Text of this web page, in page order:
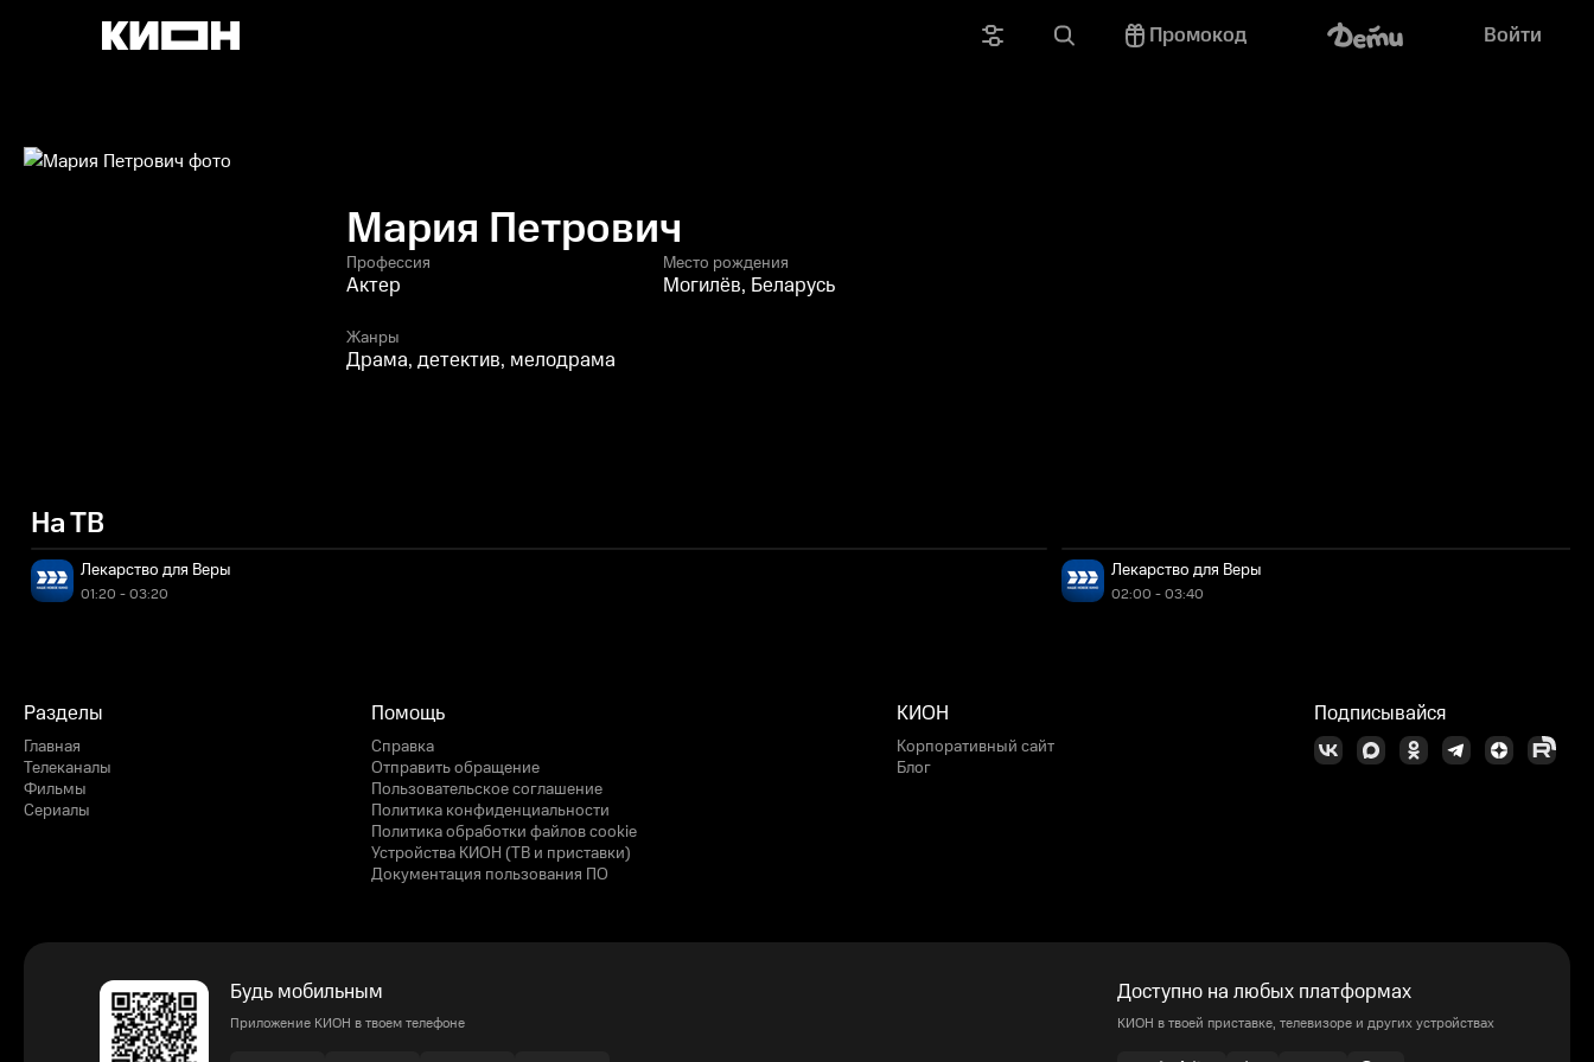
Промокод Войти
Мария Петрович
Профессия
Актер
Место рождения
Могилёв, Беларусь
Жанры
Драма, детектив, мелодрама
На ТВ
Лекарство для Веры
01:20 - 03:20
Лекарство для Веры
02:00 - 03:40
Разделы
Главная
Телеканалы
Фильмы
Сериалы
Помощь
Справка
Отправить обращение
Пользовательское соглашение
Политика конфиденциальности
Политика обработки файлов cookie
Устройства КИОН (ТВ и приставки)
Документация пользования ПО
КИОН
Корпоративный сайт
Блог
Подписывайся
Будь мобильным
Приложение КИОН в твоем телефоне
Доступно на любых платформах
КИОН в твоей приставке, телевизоре и других устройствах